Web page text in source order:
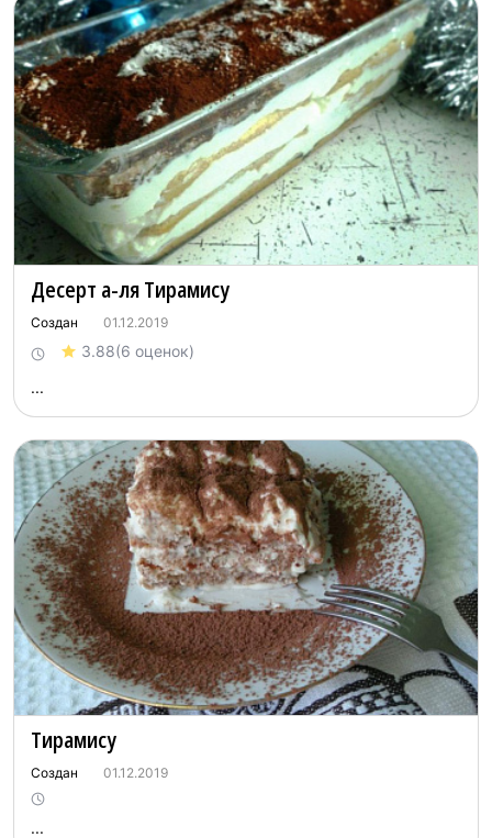
Десерт а-ля Тирамису
Создан 01.12.2019
3.88(6 оценок)
...
Тирамису
Создан 01.12.2019
...